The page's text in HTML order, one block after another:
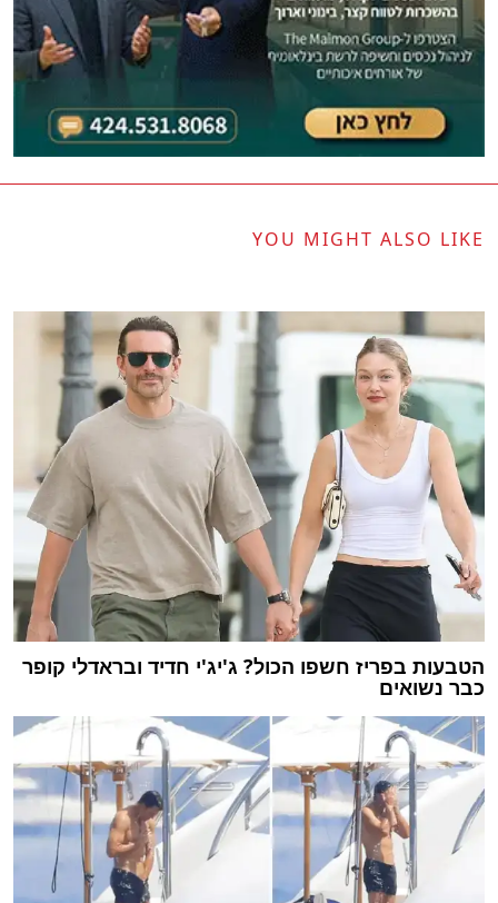
YOU MIGHT ALSO LIKE
הטבעות בפריז חשפו הכול? ג'יג'י חדיד ובראדלי קופר
כבר נשואים